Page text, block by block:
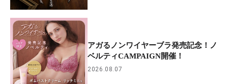
アガるノンワイヤーブラ発売記念！ノ
ベルティCAMPAIGN開催！
2026.08.07